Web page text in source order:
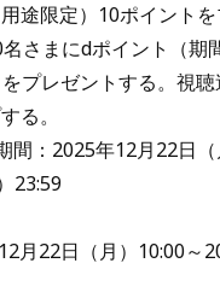
途限定）10ポイント
さまにdポイント（期
プレゼントする。視
る。
間：2025年12月22日
23:59
月22日（月）10:00～